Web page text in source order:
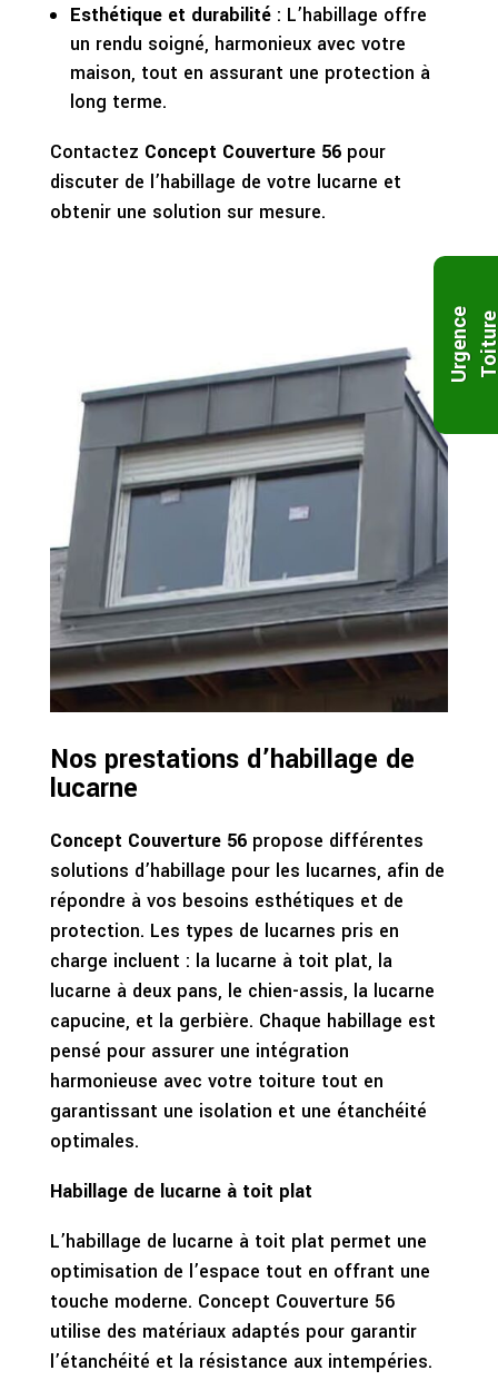
Esthétique et durabilité: L’habillage offre
un rendu soigné, harmonieux avec votre
maison, tout en assurant une protection à
long terme.
Contactez Concept Couverture 56pour
discuter de l’habillage de votre lucarne et
obtenir une solution sur mesure.
Nos prestations d’habillage de
lucarne
Concept Couverture 56propose différentes
solutions d’habillage pour les lucarnes, afin de
répondre à vos besoins esthétiques et de
protection. Les types de lucarnes pris en
charge incluent : la lucarne à toit plat, la
lucarne à deux pans, le chien-assis, la lucarne
capucine, et la gerbière. Chaque habillage est
pensé pour assurer une intégration
harmonieuse avec votre toiture tout en
garantissant une isolation et une étanchéité
optimales.
Habillage de lucarne à toit plat
L’habillage de lucarne à toit plat permet une
optimisation de l’espace tout en offrant une
touche moderne. Concept Couverture 56
utilise des matériaux adaptés pour garantir
l’étanchéité et la résistance aux intempéries.
U
r
g
e
n
c
e
T
o
i
t
u
r